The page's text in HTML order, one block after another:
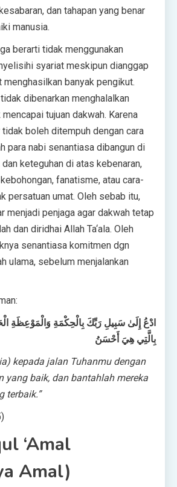
dan tahapan yang benar
manusia.
berarti tidak menggunakan
syariat meskipun dianggap
banyak pengikut.
dibenarkan menghalalkan
tujuan dakwah. Karena
tidak boleh ditempuh dengan cara
para nabi senantiasa dibangun di
keteguhan di atas kebenaran,
fanatisme, atau cara-
persatuan umat. Oleh sebab itu,
menjadi penjaga agar dakwah tetap
dan diridhai Allah Ta‘ala. Oleh
senantiasa komitmen dgn
ulama, sebelum menjalankan
ادْعُ إِلَىٰ سَبِيلِ رَبِّكَ بِالْحِكْمَةِ وَالْمَوْعِظَةِ
بِالَّتِي هِيَ أَحْسَنُ
kepada jalan Tuhanmu dengan
yang baik, dan bantahlah mereka
terbaik.”
‘Amal
Amal)